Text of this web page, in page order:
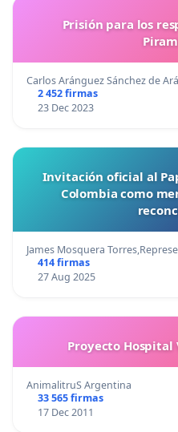
Prisión para los
Carlos Aránguez Sánchez de
2 452 firmas
23 Dec 2023
Invitación oficial al
Colombia como
James Mosquera
414 firmas
27 Aug 2025
Proyecto
AnimalitruS Argentina
33 565 firmas
17 Dec 2011